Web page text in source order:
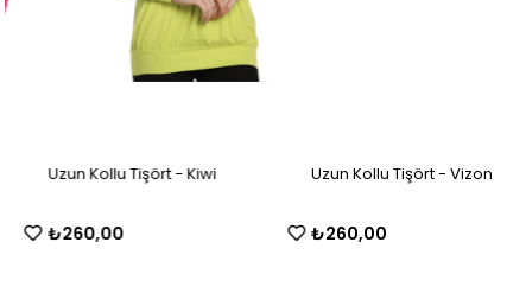
Uzun Kollu Tişört - Kiwi
₺260,00
Uzun Kollu Tişört - Vizon
₺260,00